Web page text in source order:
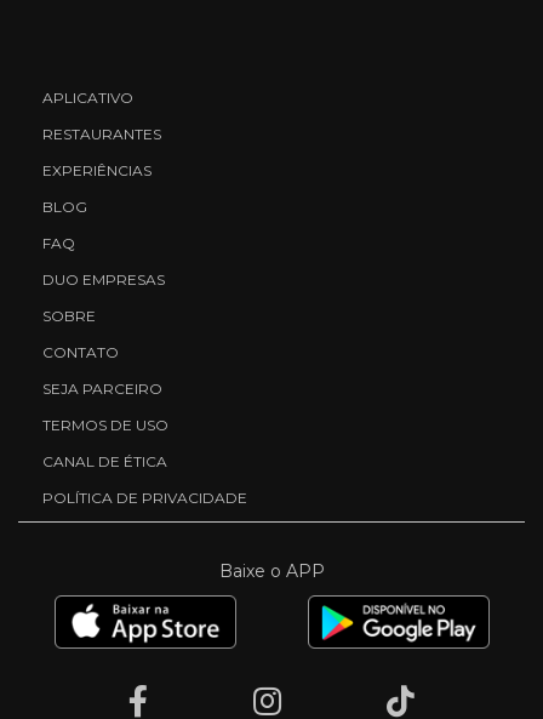
APLICATIVO
RESTAURANTES
EXPERIÊNCIAS
BLOG
FAQ
DUO EMPRESAS
SOBRE
CONTATO
SEJA PARCEIRO
TERMOS DE USO
CANAL DE ÉTICA
POLÍTICA DE PRIVACIDADE
Baixe o APP